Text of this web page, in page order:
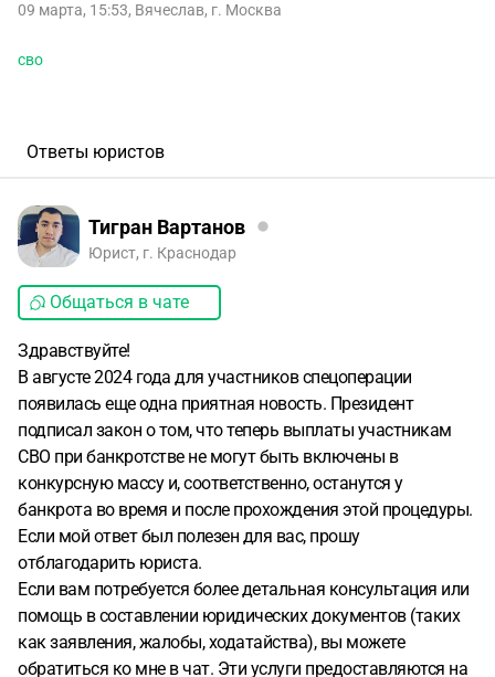
09 марта, 15:53, Вячеслав, г. Москва
сво
Ответы юристов
Тигран Вартанов
Юрист, г. Краснодар
Общаться в чате
Здравствуйте!
В августе 2024 года для участников спецоперации
появилась еще одна приятная новость. Президент
подписал закон о том, что теперь выплаты участникам
СВО при банкротстве не могут быть включены в
конкурсную массу и, соответственно, останутся у
банкрота во время и после прохождения этой процедуры.
Если мой ответ был полезен для вас, прошу
отблагодарить юриста.
Если вам потребуется более детальная консультация или
помощь в составлении юридических документов (таких
как заявления, жалобы, ходатайства), вы можете
обратиться ко мне в чат. Эти услуги предоставляются на